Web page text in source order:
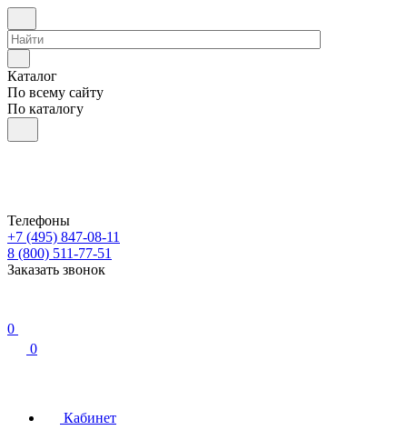
Каталог
По всему сайту
По каталогу
Телефоны
+7 (495) 847-08-11
8 (800) 511-77-51
Заказать звонок
0
0
Кабинет